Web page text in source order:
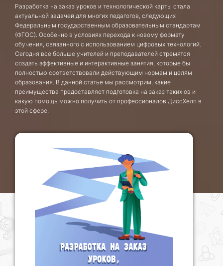
Разработка на заказ уроков и технологической карты стала
актуальной задачей для многих педагогов, следующих
Федеральным государственным образовательным стандартам
(ФГОС). Особенно в условиях перехода к новому формату
обучения, связанного с использованием цифровых технологий.
Сегодня все больше учителей и преподавателей стремятся
создать эффективные и интерактивные занятия, которые бы
полностью соответствовали действующим нормам и целям
образования. В данной статье мы рассмотрим, какие
преимущества предоставляет подготовка на заказ таких ов и
какую помощь можно получить от профессионалов ДиссХелп в
этой сфере.